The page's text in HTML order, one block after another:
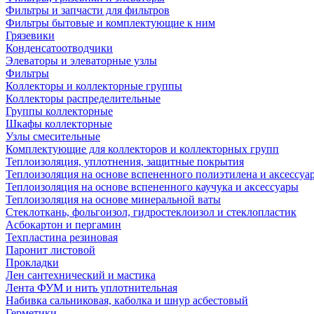
Фильтры и запчасти для фильтров
Фильтры бытовые и комплектующие к ним
Грязевики
Конденсатоотводчики
Элеваторы и элеваторные узлы
Фильтры
Коллекторы и коллекторные группы
Коллекторы распределительные
Группы коллекторные
Шкафы коллекторные
Узлы смесительные
Комплектующие для коллекторов и коллекторных групп
Теплоизоляция, уплотнения, защитные покрытия
Теплоизоляция на основе вспененного полиэтилена и
Теплоизоляция на основе вспененного каучука и аксессуары
Теплоизоляция на основе минеральной ваты
Стеклоткань, фольгоизол, гидростеклоизол и стеклопластик
Асбокартон и пергамин
Техпластина резиновая
Паронит листовой
Прокладки
Лен сантехнический и мастика
Лента ФУМ и нить уплотнительная
Набивка сальниковая, каболка и шнур асбестовый